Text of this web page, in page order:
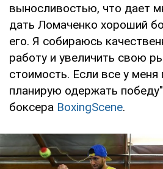
выносливостью, что дает
дать Ломаченко хороший
его. Я собираюсь
работу и увеличить свою
стоимость. Если все у меня
планирую одержать
боксера BoxingScene.